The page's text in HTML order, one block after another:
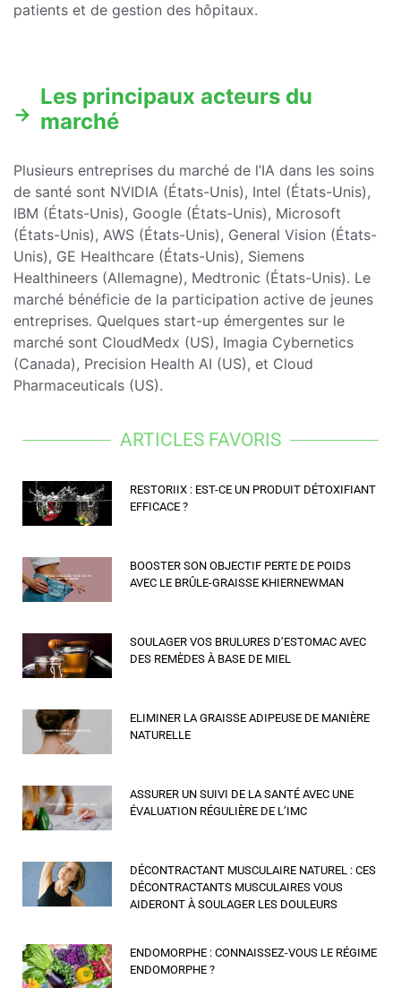
patients et de gestion des hôpitaux.
Les principaux acteurs du
marché
Plusieurs entreprises du marché de l’IA dans les soins
de santé sont NVIDIA (États-Unis), Intel (États-Unis),
IBM (États-Unis), Google (États-Unis), Microsoft
(États-Unis), AWS (États-Unis), General Vision (États-
Unis), GE Healthcare (États-Unis), Siemens
Healthineers (Allemagne), Medtronic (États-Unis). Le
marché bénéficie de la participation active de jeunes
entreprises. Quelques start-up émergentes sur le
marché sont CloudMedx (US), Imagia Cybernetics
(Canada), Precision Health AI (US), et Cloud
Pharmaceuticals (US).
ARTICLES FAVORIS
RESTORIIX : EST-CE UN PRODUIT DÉTOXIFIANT
EFFICACE ?
BOOSTER SON OBJECTIF PERTE DE POIDS
AVEC LE BRÛLE-GRAISSE KHIERNEWMAN
SOULAGER VOS BRULURES D’ESTOMAC AVEC
DES REMÈDES À BASE DE MIEL
ELIMINER LA GRAISSE ADIPEUSE DE MANIÈRE
NATURELLE
ASSURER UN SUIVI DE LA SANTÉ AVEC UNE
ÉVALUATION RÉGULIÈRE DE L’IMC
DÉCONTRACTANT MUSCULAIRE NATUREL : CES
DÉCONTRACTANTS MUSCULAIRES VOUS
AIDERONT À SOULAGER LES DOULEURS
ENDOMORPHE : CONNAISSEZ-VOUS LE RÉGIME
ENDOMORPHE ?